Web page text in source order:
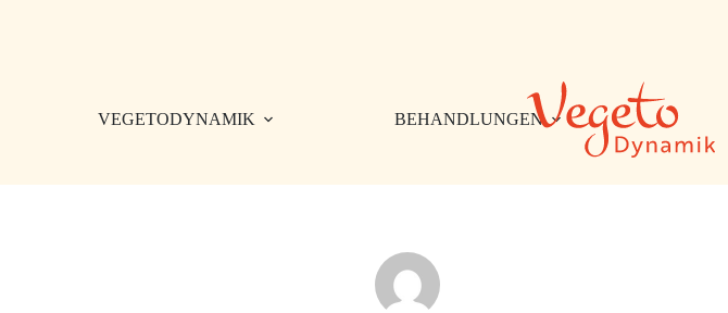
VEGETODYNAMIK BEHANDLUNGEN